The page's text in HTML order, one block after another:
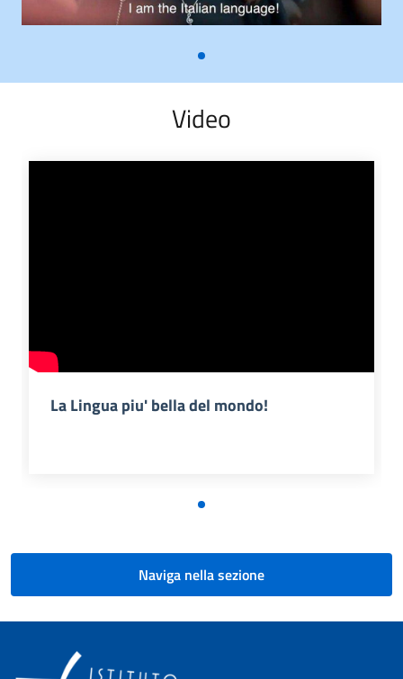
Video
La Lingua piu' bella del mondo!
Naviga nella sezione